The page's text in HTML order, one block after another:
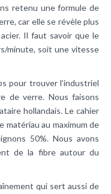
retenu une formule de
car elle se révèle plus
Il faut savoir que le
minute, soit une vitesse
pour trouver l’industriel
de verre. Nous faisons
hollandais. Le cahier
au maximum de
50%. Nous avons
de la fibre autour du
qui sert aussi de